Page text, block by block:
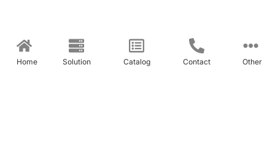
Home Solution Catalog Contact Other